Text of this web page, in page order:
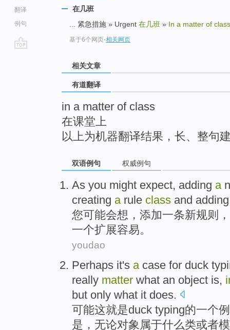
翻译
例句
在几班
... 紧急措施 » Urgent 在几班 » In a matter of class
基于6个网页-相关网页
相关文章
有道翻译
in a matter of class
在课堂上
以上为机器翻译结果，长、整句
双语例句 权威例句
As you might expect, adding a
creating a rule class and
您可能会想 ， 添加一条新规则
一个扩展容易。
youdao
Perhaps it's a case for duck
really matter what an object is,
but only what it does.
可能这就是duck typing的一个
是 ， 无论对象 属于什么类或者